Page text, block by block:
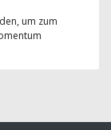
um zum